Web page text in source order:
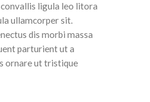
ligula leo litora
ullamcorper sit.
dis morbi massa
parturient ut a
ornare ut tristique